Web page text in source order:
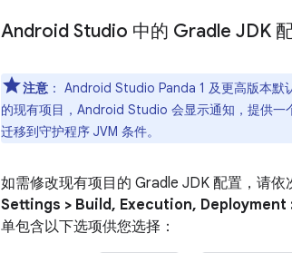
Android Studio 中的 Gradle JDK
注意 ： Android Studio Panda 1 及更高版本默
的现有项目，Android Studio 会显示通知，提供一
迁移到守护程序 JVM 条件。
如需修改现有项目的 Gradle JDK 配置，请依
Settings > Build, Execution, Deployment
单包含以下选项供您选择：